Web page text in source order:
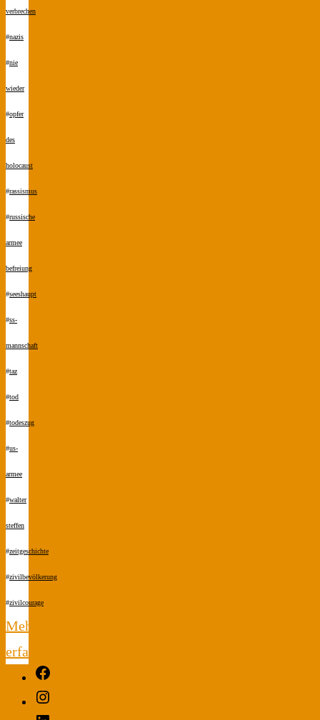
verbrechen
#nazis
#nie
wieder
#opfer
des
holocaust
#rassismus
#russische
armee
befreiung
#seeshaupt
#ss-
mannschaft
#taz
#tod
#todeszug
#us-
armee
#walter
steffen
#zeitgeschichte
#zivilbevölkerung
#zivilcourage
Mehr
erfahren
"Endstation
Seeshaupt